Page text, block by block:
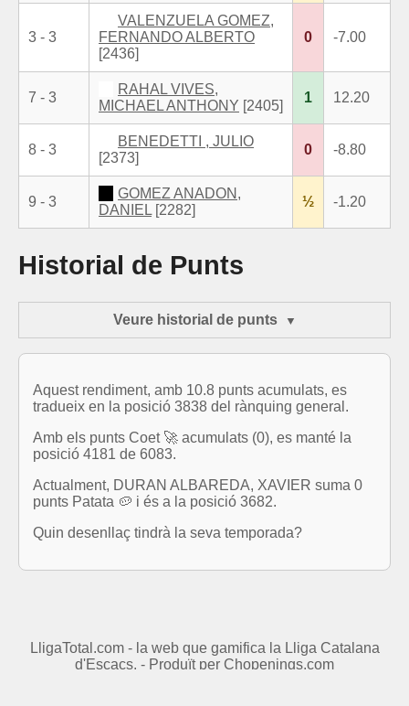
3 - 3
VALENZUELA GOMEZ,
FERNANDO ALBERTO
[2436]
0 -7.00
7 - 3
RAHAL VIVES,
MICHAEL ANTHONY [2405]
1 12.20
8 - 3
BENEDETTI , JULIO
[2373]
0 -8.80
9 - 3
GOMEZ ANADON,
DANIEL [2282]
½ -1.20
Historial de Punts
Veure historial de punts
Aquest rendiment, amb 10.8 punts acumulats, es
tradueix en la posició 3838 del rànquing general.
Amb els punts Coet 🚀 acumulats (0), es manté la
posició 4181 de 6083.
Actualment, DURAN ALBAREDA, XAVIER suma 0
punts Patata 🥔 i és a la posició 3682.
Quin desenllaç tindrà la seva temporada?
LligaTotal.com - la web que gamifica la Lliga Catalana
d'Escacs. - Produït per Chopenings.com